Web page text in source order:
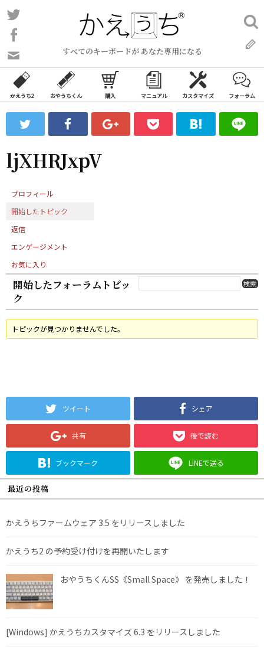
コ
ン
ン
ツ
ス
ッ
プ
すべてのキーボードが あなた専用になる
い
合
わ
フ
ォ
ム
検
索:
かえうち2 おやうちくん 購入 マニュアル カスタマイズ フォーラム
ljXHRJxpV
プロフィール
開始したトピック
返信
エンゲージメント
お気に入り
開始したフォーラムトピッ
ク
トピックが見つかりませんでした。
ツイート シェア
共有 後で読む
ブックマーク LINEで送る
最近の投稿
かえうちファームウェア 3.5 をリリースしました
かえうち2 の予約受け付けを再開いたします
おやうちくんSS《Small Space》 を発売しました！
[Windows] かえうちカスタマイズ 6.3 をリリースしました